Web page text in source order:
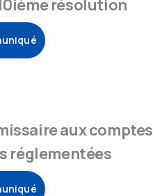
résolution
aux comptes
réglementées